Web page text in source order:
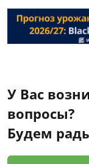
У Вас
вопросы?
Будем